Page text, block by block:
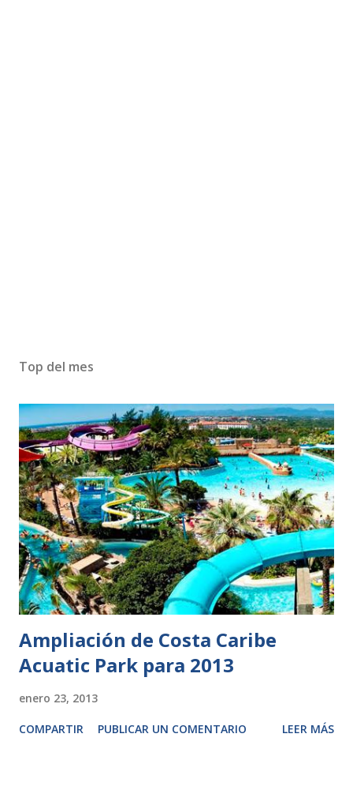
Top del mes
Ampliación de Costa Caribe
Acuatic Park para 2013
enero 23, 2013
COMPARTIR PUBLICAR UN COMENTARIO LEER MÁS